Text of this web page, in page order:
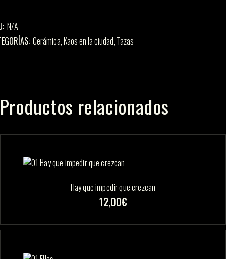
N/A
Cerámica,Kaos en la ciudad, Tazas
Productos relacionados
Hay que impedir que crezcan
12,00€